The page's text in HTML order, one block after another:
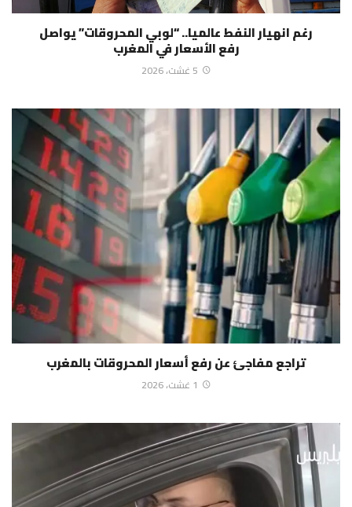
رغم انهيار النفط عالميا.. “لوبي المحروقات” يواصل
رفع الأسعار في المغرب
5 غشت، 2026
تراجع مفاجئ عن رفع أسعار المحروقات بالمغرب
1 غشت، 2026